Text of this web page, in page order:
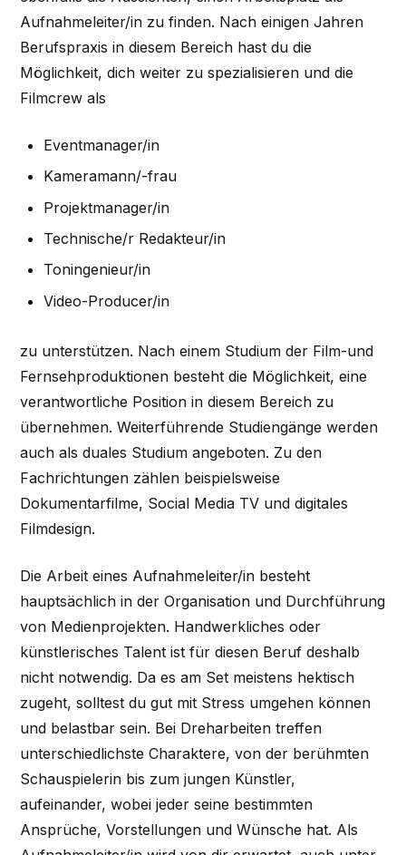
Aufnahmeleiter/in zu finden. Nach einigen Jahren
Berufspraxis in diesem Bereich hast du die
Möglichkeit, dich weiter zu spezialisieren und die
Filmcrew als
Eventmanager/in
Kameramann/-frau
Projektmanager/in
Technische/r Redakteur/in
Toningenieur/in
Video-Producer/in
zu unterstützen. Nach einem Studium der Film-und
Fernsehproduktionen besteht die Möglichkeit, eine
verantwortliche Position in diesem Bereich zu
übernehmen. Weiterführende Studiengänge werden
auch als duales Studium angeboten. Zu den
Fachrichtungen zählen beispielsweise
Dokumentarfilme, Social Media TV und digitales
Filmdesign.
Die Arbeit eines Aufnahmeleiter/in besteht
hauptsächlich in der Organisation und Durchführung
von Medienprojekten. Handwerkliches oder
künstlerisches Talent ist für diesen Beruf deshalb
nicht notwendig. Da es am Set meistens hektisch
zugeht, solltest du gut mit Stress umgehen können
und belastbar sein. Bei Dreharbeiten treffen
unterschiedlichste Charaktere, von der berühmten
Schauspielerin bis zum jungen Künstler,
aufeinander, wobei jeder seine bestimmten
Ansprüche, Vorstellungen und Wünsche hat. Als